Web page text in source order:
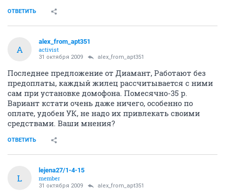
ОТВЕТИТЬ
A
alex_from_apt351
activist
31 октября 2009 alex_from_apt351
Последнее предложение от Диамант, Работают без
предоплаты, каждый жилец рассчитывается с ними
сам при установке домофона. Помесячно-35 р.
Вариант кстати очень даже ничего, особенно по
оплате, удобен УК, не надо их привлекать своими
средствами. Ваши мнения?
ОТВЕТИТЬ
L
lejena27/1-4-15
member
31 октября 2009 alex_from_apt351